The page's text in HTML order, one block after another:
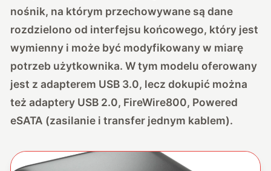
nośnik, na którym przechowywane są dane
rozdzielono od interfejsu końcowego, który jest
wymienny i może być modyfikowany w miarę
potrzeb użytkownika. W tym modelu oferowany
jest z adapterem USB 3.0, lecz dokupić można
też adaptery USB 2.0, FireWire800, Powered
eSATA (zasilanie i transfer jednym kablem).